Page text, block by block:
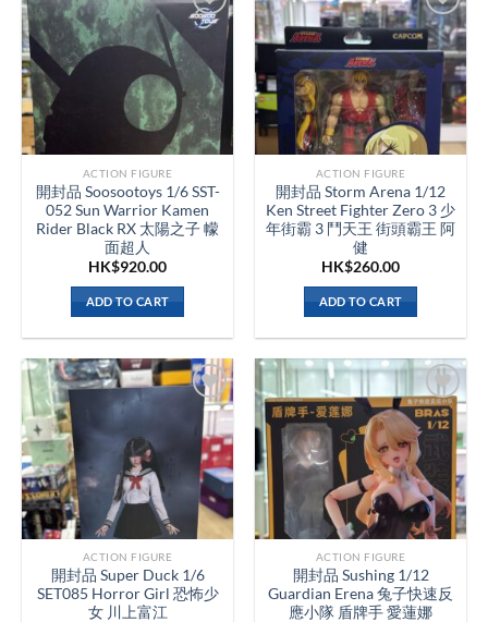
ACTION FIGURE
開封品 Soosootoys 1/6 SST-
052 Sun Warrior Kamen
Rider Black RX 太陽之子 幪
面超人
HK$920.00
ADD TO CART
ACTION FIGURE
開封品 Storm Arena 1/12
Ken Street Fighter Zero 3 少
年街霸 3 鬥天王 街頭霸王 阿
健
HK$260.00
ADD TO CART
ACTION FIGURE
開封品 Super Duck 1/6
SET085 Horror Girl 恐怖少
女 川上富江
ACTION FIGURE
開封品 Sushing 1/12
Guardian Erena 兔子快速反
應小隊 盾牌手 愛蓮娜